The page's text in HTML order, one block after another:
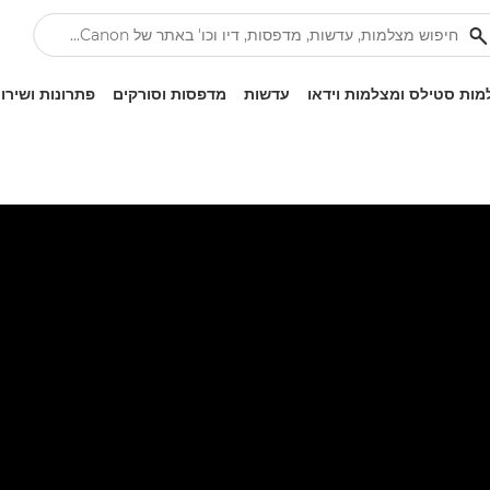
סטילס ומצלמות וידאו עדשות מדפסות וסורקים פתרונות